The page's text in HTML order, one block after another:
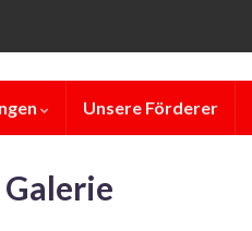
Unsere Förderer
Galerie